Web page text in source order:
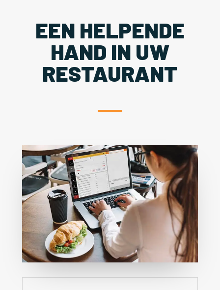
EEN HELPENDE
HAND IN UW
RESTAURANT